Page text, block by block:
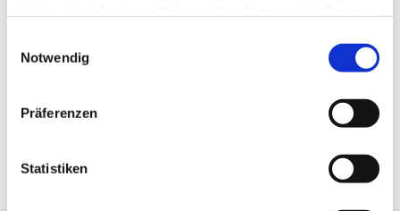
Impressum
Notwendig
Präferenzen
Statistiken
Plan your trip
DB timetable information